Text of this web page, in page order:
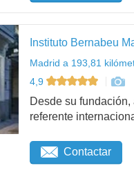
Instituto Bernabeu
Madrid a 193,81
4,9
Desde su
referente
Contactar